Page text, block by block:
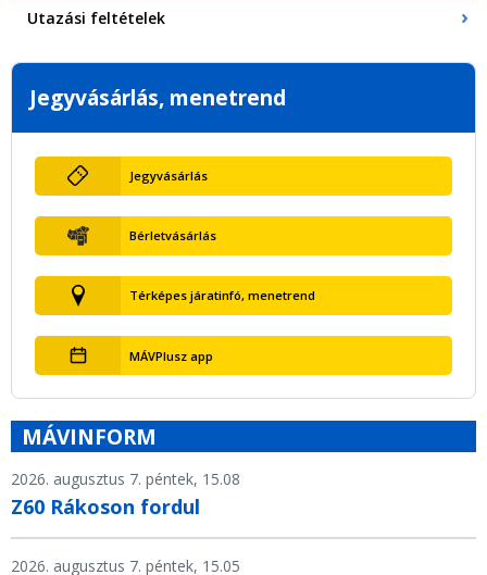
Utazási feltételek
Jegyvásárlás, menetrend
Jegyvásárlás
Bérletvásárlás
Térképes járatinfó, menetrend
MÁVPlusz app
MÁVINFORM
2026. augusztus 7. péntek, 15.08
Z60 Rákoson fordul
2026. augusztus 7. péntek, 15.05